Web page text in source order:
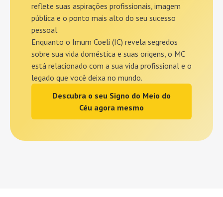
reflete suas aspirações profissionais, imagem
pública e o ponto mais alto do seu sucesso
pessoal.
Enquanto o Imum Coeli (IC) revela segredos
sobre sua vida doméstica e suas origens, o MC
está relacionado com a sua vida profissional e o
legado que você deixa no mundo.
Descubra o seu Signo do Meio do
Céu agora mesmo